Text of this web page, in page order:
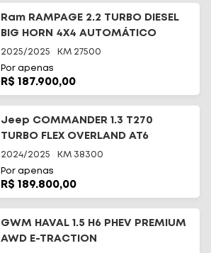
Ram RAMPAGE 2.2 TURBO DIESEL
BIG HORN 4X4 AUTOMÁTICO
2025/2025 KM 27500
Por apenas
R$ 187.900,00
Jeep COMMANDER 1.3 T270
TURBO FLEX OVERLAND AT6
2024/2025 KM 38300
Por apenas
R$ 189.800,00
GWM HAVAL 1.5 H6 PHEV PREMIUM
AWD E-TRACTION